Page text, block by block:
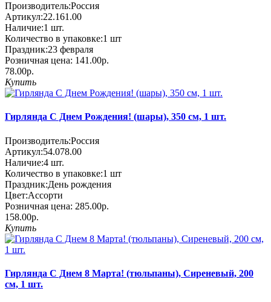
Производитель:Россия
Артикул:22.161.00
Наличие:1 шт.
Количество в упаковке:1 шт
Праздник:23 февраля
Розничная цена: 141.00р.
78.00р.
Купить
Гирлянда С Днем Рождения! (шары), 350 см, 1 шт.
Производитель:Россия
Артикул:54.078.00
Наличие:4 шт.
Количество в упаковке:1 шт
Праздник:День рождения
Цвет:Ассорти
Розничная цена: 285.00р.
158.00р.
Купить
Гирлянда С Днем 8 Марта! (тюльпаны), Сиреневый, 200
см, 1 шт.